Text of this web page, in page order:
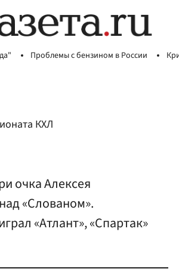
Проблемы с бензином в России
КХЛ
очка Алексея
«Слованом».
«Атлант», «Спартак»